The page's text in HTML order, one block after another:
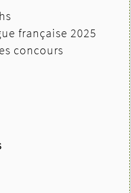
française 2025
concours